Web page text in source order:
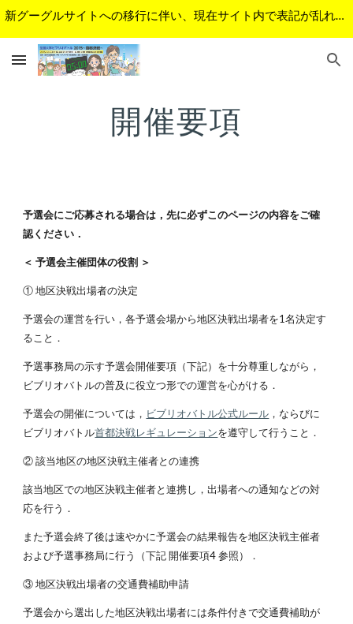
新グーグルサイトへの移行に伴い、現在サイト内で表記が乱れているページがあります。順次修正予定です。ご不便をおかけして申し訳ございません。
開催要項
予選会にご応募される場合は，先に必ずこのページの内容をご確
認ください．
＜ 予選会主催団体の役割 ＞
① 地区決戦出場者の決定
予選会の運営を行い，各予選会場から地区決戦出場者を1名決定す
ること．
予選事務局の示す予選会開催要項（下記）を十分尊重しながら，
ビブリオバトルの普及に役立つ形での運営を心がける．
予選会の開催については， ビブリオバトル公式ルール ，ならびに
ビブリオバトル首都決戦レギュレーションを遵守して行うこと．
② 該当地区の地区決戦主催者との連携
該当地区での地区決戦主催者と連携し，出場者への通知などの対
応を行う．
また予選会終了後は速やかに予選会の結果報告を地区決戦主催者
および予選事務局に行う（下記 開催要項4 参照）．
③ 地区決戦出場者の交通費補助申請
予選会から選出した地区決戦出場者には条件付きで交通費補助が